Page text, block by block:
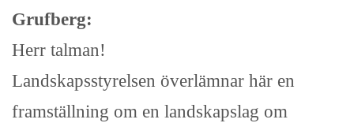
Grufberg:
Herr talman!
Landskapsstyrelsen överlämnar här en
framställning om en landskapslag om